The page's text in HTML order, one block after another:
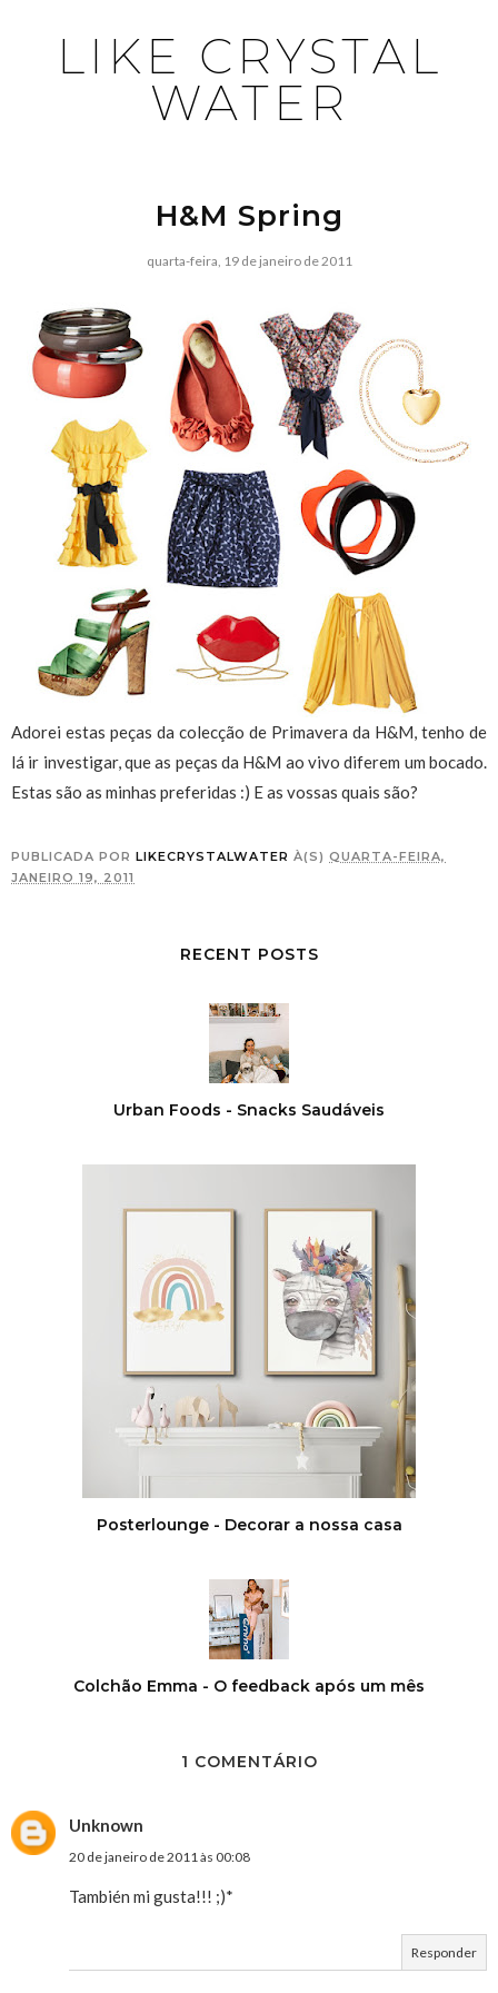
LIKE CRYSTAL
WATER
H&M Spring
quarta-feira, 19 de janeiro de 2011
Adorei estas peças da colecção de Primavera da H&M, tenho de
lá ir investigar, que as peças da H&M ao vivo diferem um bocado.
Estas são as minhas preferidas :) E as vossas quais são?
PUBLICADA POR LIKECRYSTALWATER À(S) QUARTA-FEIRA,
JANEIRO 19, 2011
RECENT POSTS
Urban Foods - Snacks Saudáveis
Posterlounge - Decorar a nossa casa
Colchão Emma - O feedback após um mês
1 COMENTÁRIO
Unknown
20 de janeiro de 2011 às 00:08
También mi gusta!!! ;)*
Responder